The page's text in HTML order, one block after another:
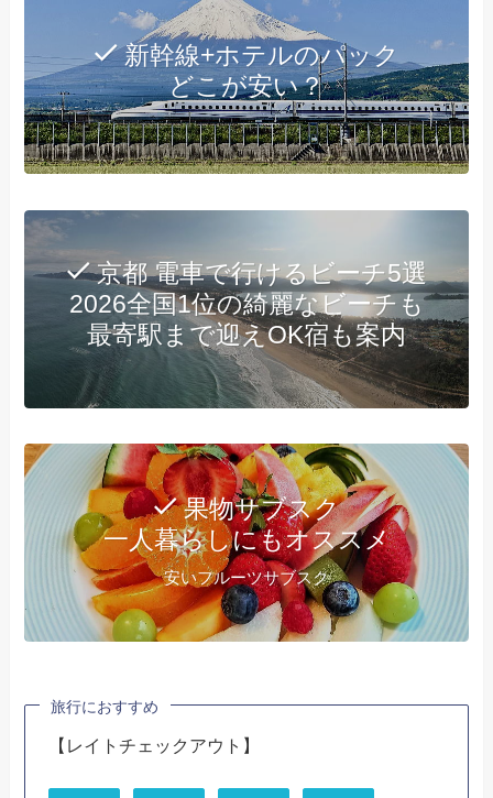
新幹線+ホテルのパック
どこが安い？
京都 電車で行けるビーチ5選
2026全国1位の綺麗なビーチも
最寄駅まで迎えOK宿も案内
果物サブスク
一人暮らしにもオススメ
安いフルーツサブスク
旅行におすすめ
【レイトチェックアウト】